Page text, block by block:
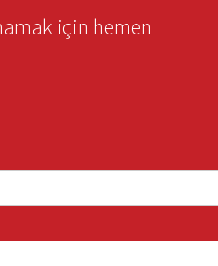
için hemen